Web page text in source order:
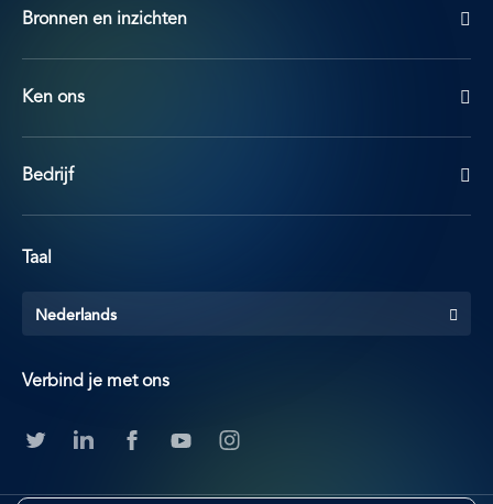
Bronnen en inzichten
Ken ons
Bedrijf
Taal
Nederlands
Verbind je met ons